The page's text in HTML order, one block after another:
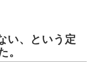
い、という定
。